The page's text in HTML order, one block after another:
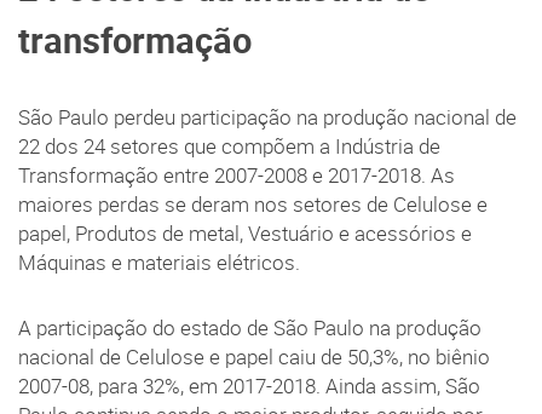
transformação
São Paulo perdeu participação na produção nacional de
22 dos 24 setores que compõem a Indústria de
Transformação entre 2007-2008 e 2017-2018. As
maiores perdas se deram nos setores de Celulose e
papel, Produtos de metal, Vestuário e acessórios e
Máquinas e materiais elétricos.
A participação do estado de São Paulo na produção
nacional de Celulose e papel caiu de 50,3%, no biênio
2007-08, para 32%, em 2017-2018. Ainda assim, São